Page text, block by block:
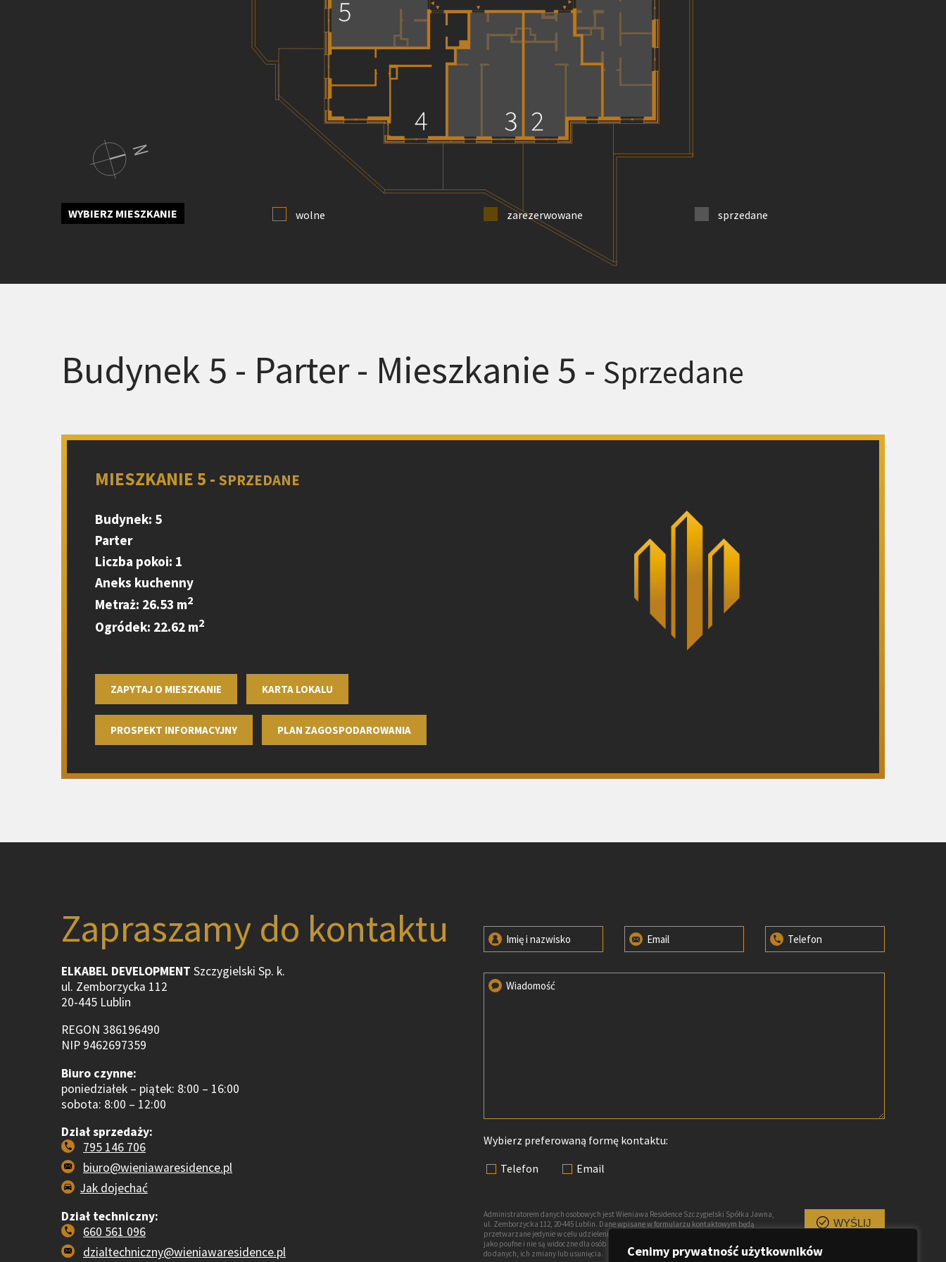
Cenimy prywatność użytkowników
WYBIERZ MIESZKANIE wolne zarezerwowane sprzedane
Budynek 5 - Parter - Mieszkanie 5 - Sprzedane
MIESZKANIE 5 - SPRZEDANE
Budynek: 5
Parter
Liczba pokoi: 1
Aneks kuchenny
Metraż: 26.53 m2
Ogródek: 22.62 m2
ZAPYTAJ O MIESZKANIE KARTA LOKALU
PROSPEKT INFORMACYJNY PLAN ZAGOSPODAROWANIA
Zapraszamy do kontaktu
ELKABEL DEVELOPMENT Szczygielski Sp. k.
ul. Zemborzycka 112
20-445 Lublin
REGON 386196490
NIP 9462697359
Biuro czynne:
poniedziałek – piątek: 8:00 – 16:00
sobota: 8:00 – 12:00
Dział sprzedaży:
795 146 706
biuro@wieniawaresidence.pl
Jak dojechać
Dział techniczny:
660 561 096
dzialtechniczny@wieniawaresidence.pl
Imię i nazwisko Email Telefon
Wiadomość
Wybierz preferowaną formę kontaktu:
Telefon
Email
Administratorem danych osobowych jest Wieniawa Residence Szczygielski Spółka Jawna,
ul. Zemborzycka 112, 20-445 Lublin. Dane wpisane w formularzu kontaktowym będą
przetwarzane jedynie w celu udzielenia odpowiedzi na przesłane zapytanie, są traktowane
jako poufne i nie są widoczne dla osób nieuprawnionych. Każda osoba ma prawo dostępu
do danych, ich zmiany lub usunięcia.
WYŚLIJ